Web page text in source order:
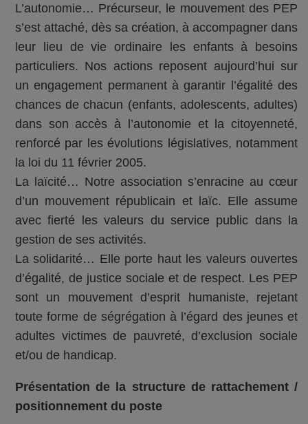
L’autonomie… Précurseur, le mouvement des PEP
s’est attaché, dès sa création, à accompagner dans
leur lieu de vie ordinaire les enfants à besoins
particuliers. Nos actions reposent aujourd’hui sur
un engagement permanent à garantir l’égalité des
chances de chacun (enfants, adolescents, adultes)
dans son accès à l’autonomie et la citoyenneté,
renforcé par les évolutions législatives, notamment
la loi du 11 février 2005.
La laïcité… Notre association s’enracine au cœur
d’un mouvement républicain et laïc. Elle assume
avec fierté les valeurs du service public dans la
gestion de ses activités.
La solidarité… Elle porte haut les valeurs ouvertes
d’égalité, de justice sociale et de respect. Les PEP
sont un mouvement d’esprit humaniste, rejetant
toute forme de ségrégation à l’égard des jeunes et
adultes victimes de pauvreté, d’exclusion sociale
et/ou de handicap.
Présentation de la structure de rattachement /
positionnement du poste